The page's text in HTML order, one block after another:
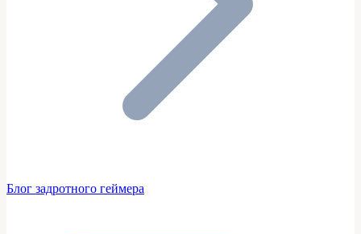
Блог задротного геймера